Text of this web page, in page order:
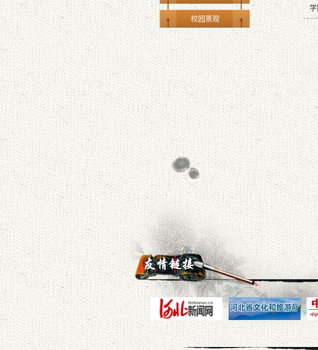
校园景观
学